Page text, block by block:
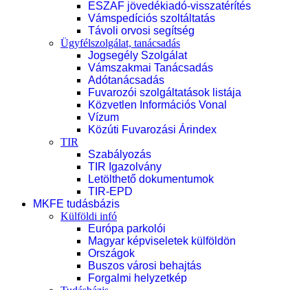
ESZAF jövedékiadó-visszatérítés
Vámspedíciós szoltáltatás
Távoli orvosi segítség
Ügyfélszolgálat, tanácsadás
Jogsegély Szolgálat
Vámszakmai Tanácsadás
Adótanácsadás
Fuvarozói szolgáltatások listája
Közvetlen Információs Vonal
Vízum
Közúti Fuvarozási Árindex
TIR
Szabályozás
TIR Igazolvány
Letölthető dokumentumok
TIR-EPD
MKFE tudásbázis
Külföldi infó
Európa parkolói
Magyar képviseletek külföldön
Országok
Buszos városi behajtás
Forgalmi helyzetkép